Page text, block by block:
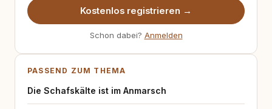
Kostenlos registrieren →
Schon dabei? Anmelden
PASSEND ZUM THEMA
Die Schafskälte ist im Anmarsch